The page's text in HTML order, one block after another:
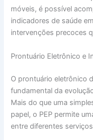
móveis, é possível
indicadores de saúde
intervenções precoces
Prontuário Eletrônico e
O prontuário eletrônico
fundamental da
Mais do que uma
papel, o PEP permite
entre diferentes